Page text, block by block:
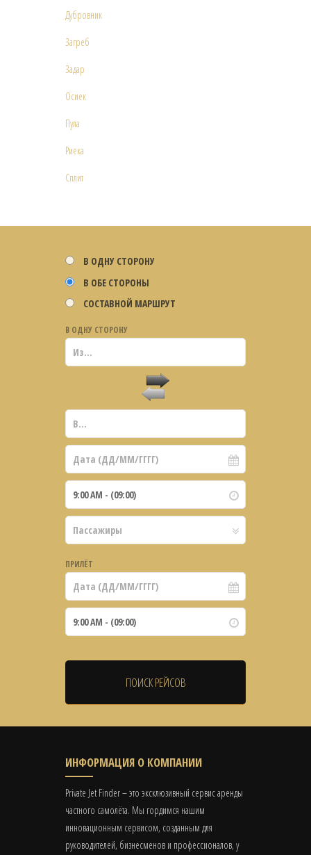
Дубровник
Загреб
Задар
Осиек
Пула
Риека
Сплит
В ОДНУ СТОРОНУ
В ОБЕ СТОРОНЫ
СОСТАВНОЙ МАРШРУТ
В ОДНУ СТОРОНУ
ПРИЛЁТ
ИНФОРМАЦИЯ О КОМПАНИИ
Private Jet Finder – это эксклюзивный сервис аренды
частного самолёта. Мы гордимся нашим
инновационным сервисом, созданным для
руководителей, бизнесменов и профессионалов, у